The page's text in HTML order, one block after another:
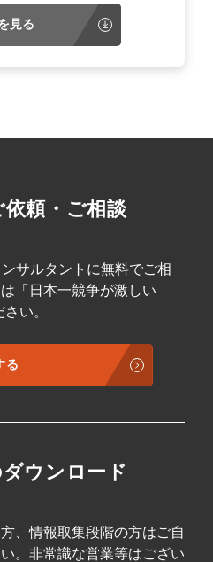
見る
頼・ご相談
サルタントに無料でご相
「日本一競争が激しい
い。
る
ウンロード
、情報取集段階の方はご自
。非常識な営業等はござい